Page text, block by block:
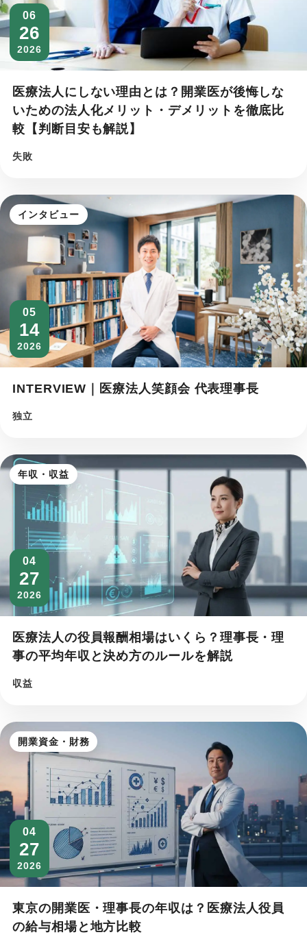
06
26
2026
医療法人にしない理由とは？開業医が後悔しな
いための法人化メリット・デメリットを徹底比
較【判断目安も解説】
失敗
インタビュー
05
14
2026
INTERVIEW｜医療法人笑顔会 代表理事長
独立
年収・収益
04
27
2026
医療法人の役員報酬相場はいくら？理事長・理
事の平均年収と決め方のルールを解説
収益
開業資金・財務
04
27
2026
東京の開業医・理事長の年収は？医療法人役員
の給与相場と地方比較